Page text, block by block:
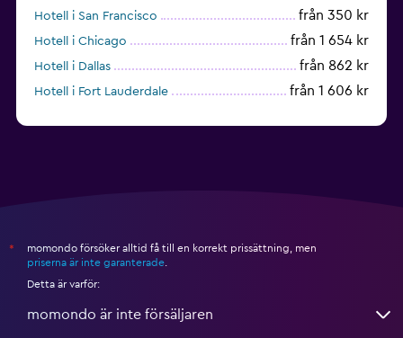
Hotell i San Francisco från 350 kr
Hotell i Chicago från 1 654 kr
Hotell i Dallas från 862 kr
Hotell i Fort Lauderdale från 1 606 kr
*
momondo försöker alltid få till en korrekt prissättning, men
priserna är inte garanterade
Detta är varför:
momondo är inte försäljaren